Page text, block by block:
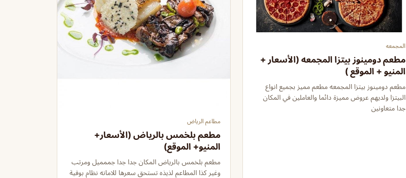
المجمعه
مطعم دومينوز بيتزا المجمعه (الأسعار +
المنيو + الموقع )
مطعم دومينوز بيتزا المجمعه مطعم مميز بجميع انواع
البيتزا ولديهم عروض مميزة دائما والعاملين في المكان
جدا متعاونين
مطاعم الرياض
مطعم بلخمس بالرياض (الأسعار+
المنيو+ الموقع)
مطعم بلخمس بالرياض المكان جدا جدا جممميل ومرتب
وغير كذا المطاعم لذيذه تستحق سعرها للامانه نظام بوفية